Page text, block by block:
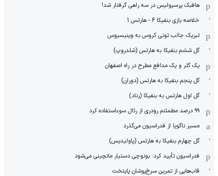
هافبک پرسپولیس در سه راهی گرفتار شد!
خلاصه بازی بنفیکا 6 - هارتس 1
تبریک جالب تونی کروس به وینیسیوس
گل ششم بنفیکا به هارتس (شلدروپ)
یک گلر و یک مدافع مطرح در راه اصفهان
گل پنجم بنفیکا به هارتس (دوران)
گل اول هارتس به بنفیکا (رناد)
۹۹ درصد مطمئنم رودری از رئال سوءاستفاده کرد
مسیر ناگویا از فدراسیون می‌گذرد
گل چهارم بنفیکا به هارتس (پاولیدیس)
فدراسیون تأیید کرد: بونوچی دستیار مانچینی می‌شود
قاب‌هایی از تمرین سرخ‌پوشان پایتخت